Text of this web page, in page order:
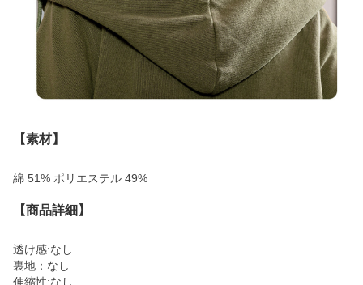
【素材】
綿 51% ポリエステル 49%
【商品詳細】
透け感:なし
裏地：なし
伸縮性:なし